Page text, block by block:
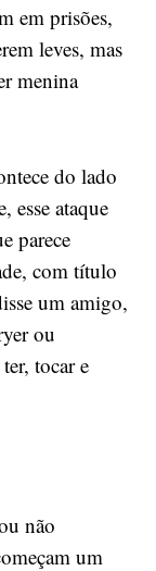
em prisões,
leves, mas
menina
do lado
esse ataque
parece
com título
um amigo,
ou
tocar e
não
um